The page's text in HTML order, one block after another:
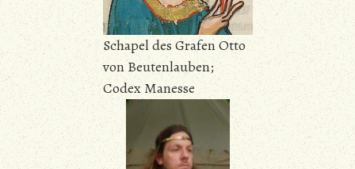
Schapel des Grafen Otto
von Beutenlauben;
Codex Manesse